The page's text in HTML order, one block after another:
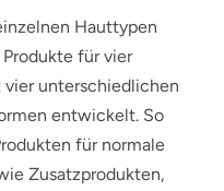
Hauttypen
für vier
unterschiedlichen
entwickelt. So
für normale
Zusatzprodukten,